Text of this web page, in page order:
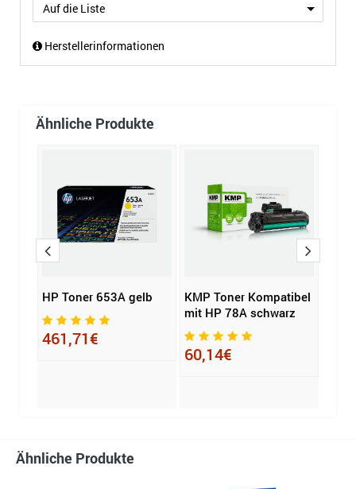
Auf die Liste
Herstellerinformationen
Ähnliche Produkte
HP Toner 653A gelb
461,71€
KMP Toner Kompatibel
mit HP 78A schwarz
60,14€
Ähnliche Produkte